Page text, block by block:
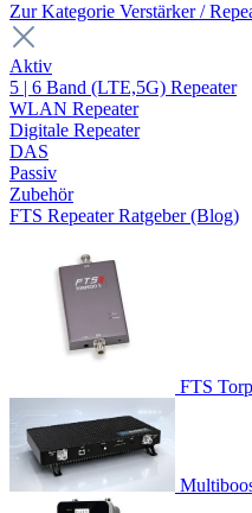
Zur Kategorie Verstärker /
Aktiv
5 | 6 Band (LTE,5G) Repeater
WLAN Repeater
Digitale Repeater
DAS
Passiv
Zubehör
FTS Repeater Ratgeber (Blog)
FTS